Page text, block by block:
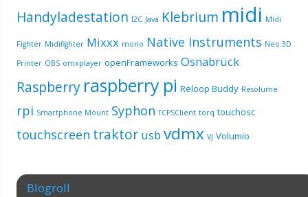
Handyladestation I2C Java Klebrium midi Midi
Fighter Midifighter Mixxx mono Native Instruments Neo 3D
Printer OBS omxplayer openFrameworks Osnabrück
Raspberry raspberry pi Reloop Buddy Resolume
rpi Smartphone Mount Syphon TCPSClient torq touchosc
touchscreen traktor usb vdmx VJ Volumio
Blogroll